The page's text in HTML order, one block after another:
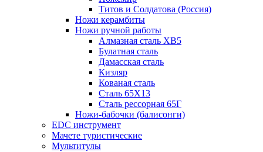
Титов и Солдатова (Россия)
Ножи керамбиты
Ножи ручной работы
Алмазная сталь ХВ5
Булатная сталь
Дамасская сталь
Кизляр
Кованая сталь
Сталь 65Х13
Сталь рессорная 65Г
Ножи-бабочки (балисонги)
EDC инструмент
Мачете туристические
Мультитулы